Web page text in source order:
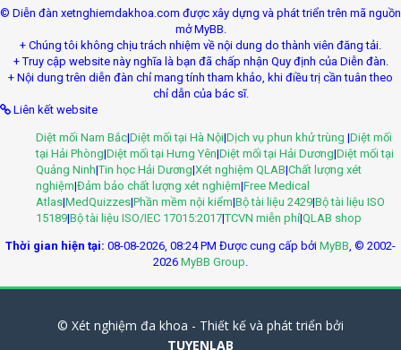
© Xét nghiệm đa khoa - Thiết kế và phát triển bởi
TUYENLAB
© Diễn đàn xetnghiemdakhoa.com được xây dựng và phát triển trên mã nguồn
mở MyBB.
+ Chúng tôi không chịu trách nhiệm về nội dung do thành viên đăng tải.
+ Truy cập website này nghĩa là bạn đã chấp nhận Quy định của Diễn đàn.
+ Nội dung trên diễn đàn chỉ mang tính tham khảo, khi điều trị cần tuân theo
chỉ dẫn của bác sĩ.
Liên kết website
Diệt mối Nam Bắc|Diệt mối tại Hà Nội|Dịch vụ phun khử trùng |Diệt mối
tại Hải Phòng|Diệt mối tại Hưng Yên|Diệt mối tại Hải Dương|Diệt mối tại
Quảng Ninh|Tin học Hải Dương|Xét nghiệm QLAB|Chất lượng xét
nghiệm|Đảm bảo chất lượng xét nghiệm|Free Medical
Atlas|MedQuizzes|Phần mềm nội kiểm|Bộ tài liệu 2429|Bộ tài liệu ISO
15189|Bộ tài liệu ISO/IEC 17015:2017|TCVN miễn phí|QLAB shop
Thời gian hiện tại: 08-08-2026, 08:24 PM Được cung cấp bởi MyBB, © 2002-
2026 MyBB Group.